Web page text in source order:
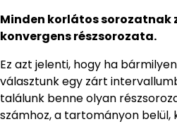
Minden korlátos
konvergens részsorozata.
Ez azt jelenti, hogy ha
választunk egy zárt
találunk benne olyan
számhoz, a tartományon belül,